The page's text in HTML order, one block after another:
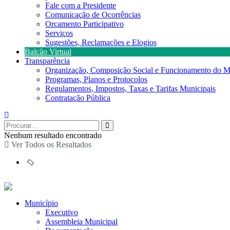
Fale com a Presidente
Comunicação de Ocorrências
Orçamento Participativo
Serviços
Sugestões, Reclamações e Elogios
Balcão Virtual
Transparência
Organização, Composição Social e Funcionamento do
Programas, Planos e Protocolos
Regulamentos, Impostos, Taxas e Tarifas Municipais
Contratação Pública
Nenhum resultado encontrado
Ver Todos os Resultados
Município
Executivo
Assembleia Municipal